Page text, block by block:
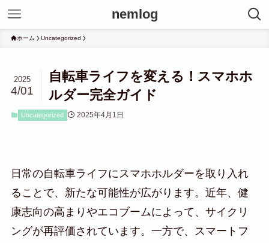
nemlog
ホーム Uncategorized
自転車ライフを変える！スマホホ
ルダー完全ガイド
2025
4/01
Uncategorized 2025年4月1日
日常の自転車ライフにスマホホルダーを取り入れ
ることで、新たな可能性が広がります。近年、健
康志向の高まりやエコブームによって、サイクリ
ングが再評価されています。一方で、スマートフ